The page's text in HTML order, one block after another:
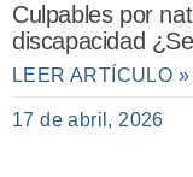
Culpables por
discapacidad
LEER ARTÍCULO »
17 de abril, 2026